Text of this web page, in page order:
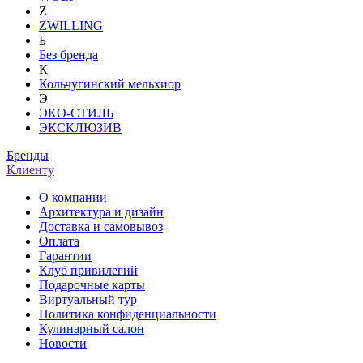
Z
ZWILLING
Б
Без бренда
К
Кольчугинский мельхиор
Э
ЭКО-СТИЛЬ
ЭКСКЛЮЗИВ
Бренды
Клиенту
О компании
Архитектура и дизайн
Доставка и самовывоз
Оплата
Гарантии
Клуб привилегий
Подарочные карты
Виртуальный тур
Политика конфиденциальности
Кулинарный салон
Новости